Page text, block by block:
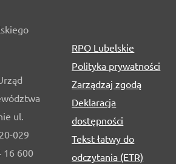
ul.
029
16 600
RPO Lubelskie
Polityka prywatności
Zarządzaj zgodą
Deklaracja
dostępności
Tekst łatwy do
odczytania (ETR)